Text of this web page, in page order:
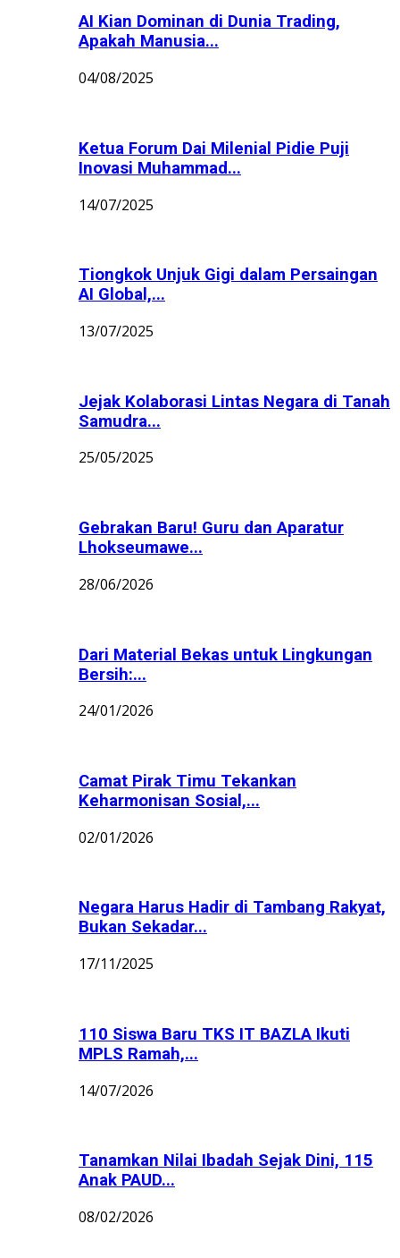
AI Kian Dominan di Dunia Trading,
Apakah Manusia...
04/08/2025
Ketua Forum Dai Milenial Pidie Puji
Inovasi Muhammad...
14/07/2025
Tiongkok Unjuk Gigi dalam Persaingan
AI Global,...
13/07/2025
Jejak Kolaborasi Lintas Negara di Tanah
Samudra...
25/05/2025
Gebrakan Baru! Guru dan Aparatur
Lhokseumawe...
28/06/2026
Dari Material Bekas untuk Lingkungan
Bersih:...
24/01/2026
Camat Pirak Timu Tekankan
Keharmonisan Sosial,...
02/01/2026
Negara Harus Hadir di Tambang Rakyat,
Bukan Sekadar...
17/11/2025
110 Siswa Baru TKS IT BAZLA Ikuti
MPLS Ramah,...
14/07/2026
Tanamkan Nilai Ibadah Sejak Dini, 115
Anak PAUD...
08/02/2026